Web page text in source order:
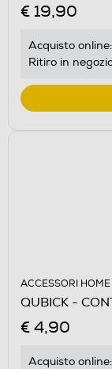
€ 19,90
Acquisto online:
Ritiro in
ACCESSORI
QUBICK -
€ 4,90
Acquisto online: